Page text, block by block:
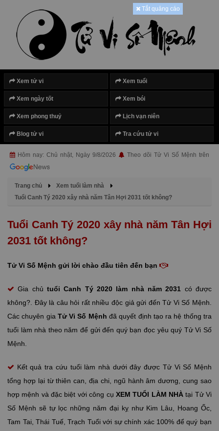
Xem tử vi Xem tuổi
Xem ngày tốt Xem bói
Xem phong thuỷ Lịch vạn niên
Blog tử vi Tra cứu tử vi
Hôm nay: Chủ nhật, Ngày 9/8/2026 Theo dõi Tử Vi Số Mệnh trên
Tắt quảng cáo
Trang chủ
Xem tuổi làm nhà
Tuổi Canh Tý 2020 xây nhà năm Tân Hợi 2031 tốt không?
Tuổi Canh Tý 2020 xây nhà năm Tân Hợi
2031 tốt không?
Tử Vi Số Mệnh gửi lời chào đầu tiên đến bạn
Gia chủ tuổi Canh Tý 2020 làm nhà năm 2031 có được
không?. Đây là câu hỏi rất nhiều độc giả gửi đến Tử Vi Số Mệnh.
Các chuyên gia Tử Vi Số Mệnh đã quyết định tạo ra hệ thống tra
tuổi làm nhà theo năm để gửi đến quý bạn đọc yêu quý Tử Vi Số
Mệnh.
Kết quả tra cứu tuổi làm nhà dưới đây được Tử Vi Số Mệnh
tổng hợp lại từ thiên can, địa chi, ngũ hành âm dương, cung sao
hợp mệnh và đặc biệt với công cụ XEM TUỔI LÀM NHÀtại Tử Vi
Số Mệnh sẽ tự lọc những năm đại kỵ như Kim Lâu, Hoang Ốc,
Tam Tai, Thái Tuế, Trạch Tuổi với sự chính xác 100% để quý bạn